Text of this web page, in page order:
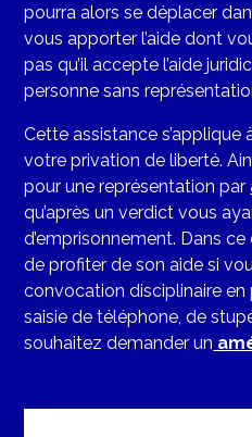
pourra alors se déplacer
vous apporter l’aide dont
pas qu’il accepte l’aide
personne sans
Cette assistance
votre privation de liberté.
pour une représentation par
qu’après un verdict vous
d’emprisonnement. Dans
de profiter de son aide si
convocation disciplinaire
saisie de téléphone, de
souhaitez demander un